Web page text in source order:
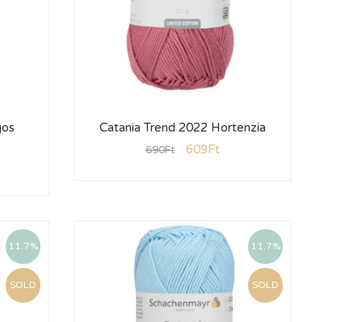
Catania Trend 2022 Hortenzia
690Ft 609Ft
11.7%
SOLD
11.7%
SOLD